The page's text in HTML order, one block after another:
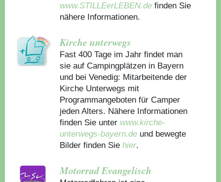
www.STILLEerLEBEN.de finden Sie
nähere Informationen.
Kirche unterwegs
Fast 400 Tage im Jahr findet man
sie auf Campingplätzen in Bayern
und bei Venedig: Mitarbeitende der
Kirche Unterwegs mit
Programmangeboten für Camper
jeden Alters. Nähere Informationen
finden Sie unter www.kirche-
unterwegs-bayern.de und bewegte
Bilder finden Sie hier.
Motorrad Evangelisch